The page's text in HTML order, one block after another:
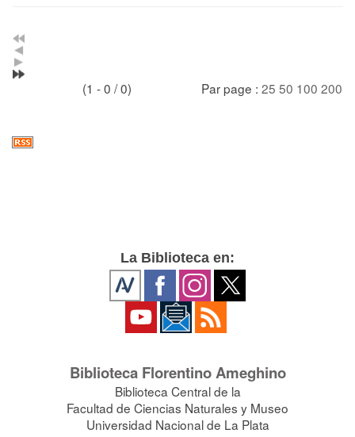
(1 - 0 / 0) Par page : 25 50 100 200
La Biblioteca en:
Biblioteca Florentino Ameghino
Biblioteca Central de la
Facultad de Ciencias Naturales y Museo
Universidad Nacional de La Plata